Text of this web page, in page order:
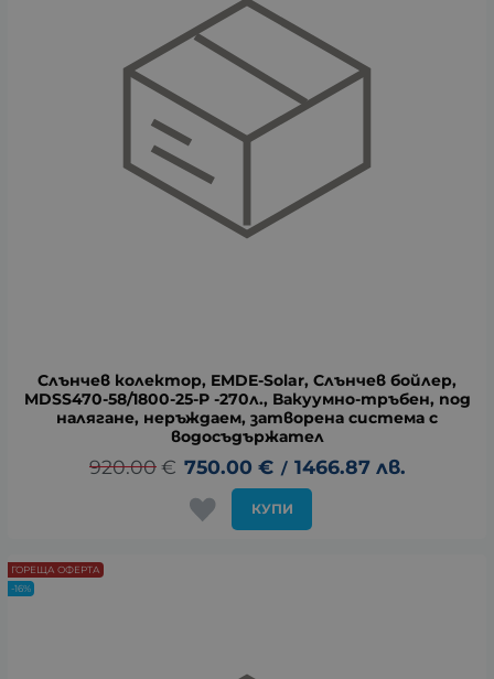
Слънчев колектор, EMDE-Solar, Слънчев бойлер,
MDSS470-58/1800-25-P -270л., Вакуумно-тръбен, под
налягане, неръждаем, затворена система с
водосъдържател
920.00 € 750.00 € / 1466.87 лв.
КУПИ
ГОРЕЩА ОФЕРТА
-16%